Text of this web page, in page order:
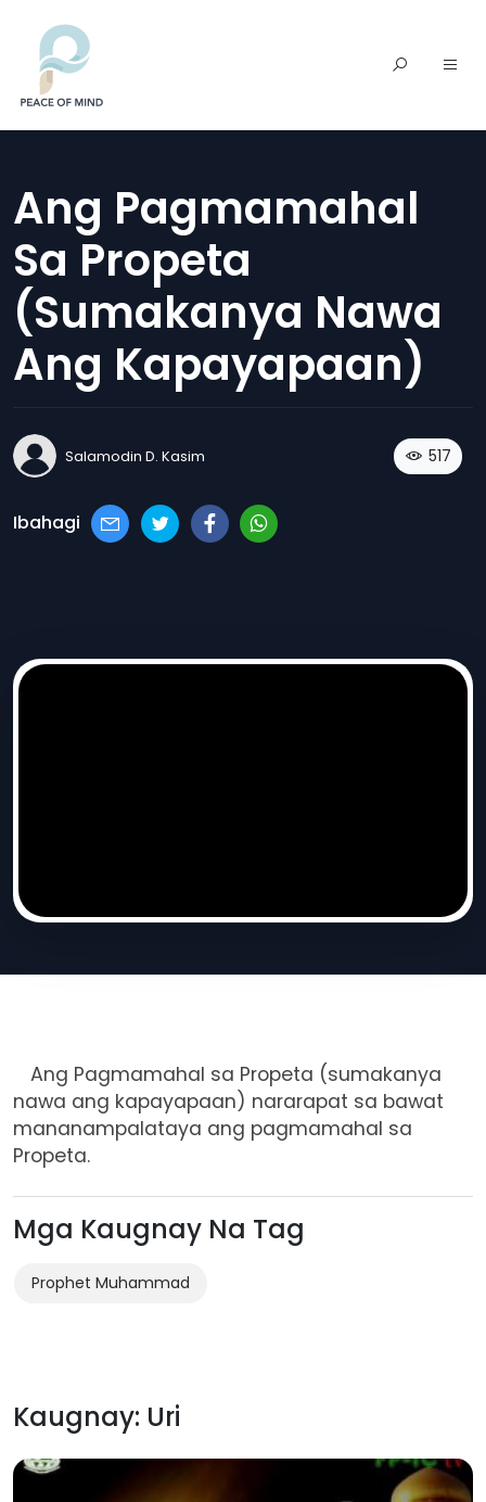
Ang Pagmamahal
Sa Propeta
(sumakanya Nawa
Ang Kapayapaan)
Salamodin D. Kasim 517
Ibahagi
Ang Pagmamahal sa Propeta (sumakanya
nawa ang kapayapaan) nararapat sa bawat
mananampalataya ang pagmamahal sa
Propeta.
Mga Kaugnay Na Tag
Prophet Muhammad
Kaugnay: Uri